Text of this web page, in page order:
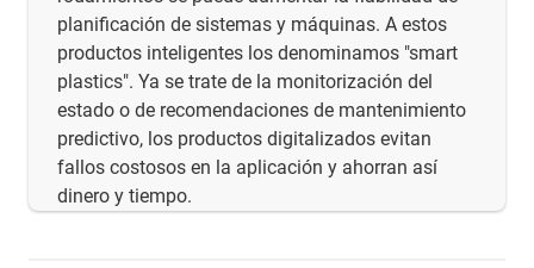
planificación de sistemas y máquinas. A estos
productos inteligentes los denominamos "smart
plastics". Ya se trate de la monitorización del
estado o de recomendaciones de mantenimiento
predictivo, los productos digitalizados evitan
fallos costosos en la aplicación y ahorran así
dinero y tiempo.